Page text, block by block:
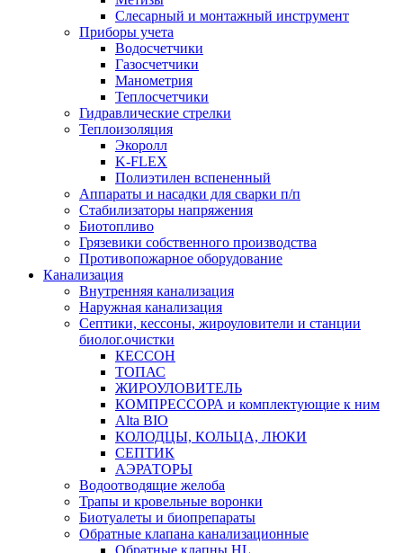
Слесарный и монтажный инструмент
Приборы учета
Водосчетчики
Газосчетчики
Манометрия
Теплосчетчики
Гидравлические стрелки
Теплоизоляция
Экоролл
K-FLEX
Полиэтилен вспененный
Аппараты и насадки для сварки п/п
Стабилизаторы напряжения
Биотопливо
Грязевики собственного производства
Противопожарное оборудование
Канализация
Внутренняя канализация
Наружная канализация
Септики, кессоны, жироуловители и станции
биолог.очистки
КЕССОН
ТОПАС
ЖИРОУЛОВИТЕЛЬ
КОМПРЕССОРА и комплектующие к ним
Alta BIO
КОЛОДЦЫ, КОЛЬЦА, ЛЮКИ
СЕПТИК
АЭРАТОРЫ
Водоотводящие желоба
Трапы и кровельные воронки
Биотуалеты и биопрепараты
Обратные клапана канализационные
Обратные клапны HL